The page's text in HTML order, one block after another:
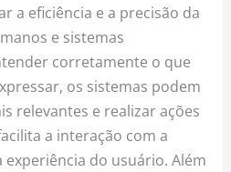
a eficiência e a precisão da
e sistemas
corretamente o que
os sistemas podem
relevantes e realizar ações
a interação com a
do usuário. Além